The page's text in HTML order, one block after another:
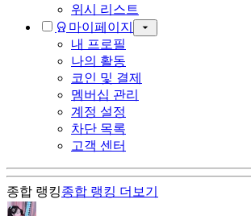
위시 리스트
마이페이지
내 프로필
나의 활동
코인 및 결제
멤버십 관리
계정 설정
차단 목록
고객 센터
종합 랭킹종합 랭킹 더보기